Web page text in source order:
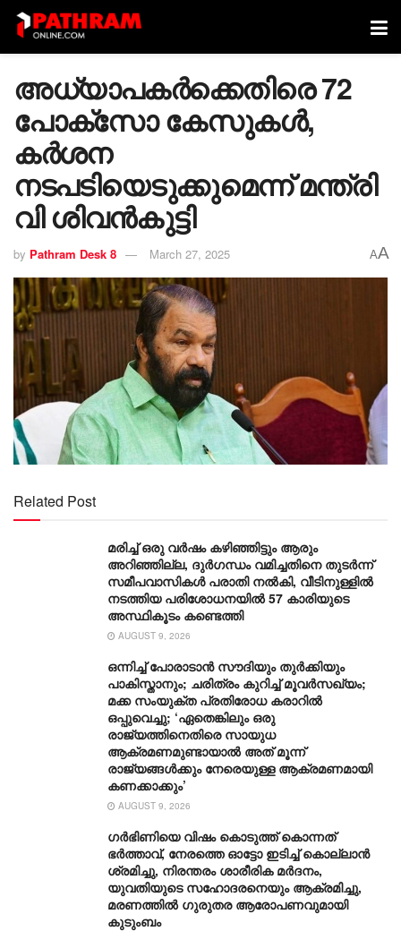
അധ്യാപകർക്കെതിരെ 72
പോക്‌സോ കേസുകൾ,
കർശന
നടപടിയെടുക്കുമെന്ന് മന്ത്രി
വി ശിവൻകുട്ടി
by Pathram Desk 8 March 27, 2025 AA
Related Post
മരിച്ച് ഒരു വര്‍ഷം കഴിഞ്ഞിട്ടും ആരും
അറിഞ്ഞില്ല, ദുര്‍ഗന്ധം വമിച്ചതിനെ തുടര്‍ന്ന്
സമീപവാസികള്‍ പരാതി നല്‍കി, വീടിനുള്ളില്‍
നടത്തിയ പരിശോധനയില്‍ 57 കാരിയുടെ
അസ്ഥികൂടം കണ്ടെത്തി
AUGUST 9, 2026
ഒന്നിച്ച് പോരാടാൻ സൗദിയും തുർക്കിയും
പാകിസ്താനും; ചരിത്രം കുറിച്ച് മൂവർസഖ്യം;
മക്ക സംയുക്ത പ്രതിരോധ കരാറിൽ
ഒപ്പുവെച്ചു; ‘ഏതെങ്കിലും ഒരു
രാജ്യത്തിനെതിരെ സായുധ
ആക്രമണമുണ്ടായാൽ അത് മൂന്ന്
രാജ്യങ്ങൾക്കും നേരെയുള്ള ആക്രമണമായി
കണക്കാക്കും’
AUGUST 9, 2026
ഗര്‍ഭിണിയെ വിഷം കൊടുത്ത് കൊന്നത്
ഭര്‍ത്താവ്, നേരത്തെ ഓട്ടോ ഇടിച്ച് കൊല്ലാന്‍
ശ്രമിച്ചു, നിരന്തരം ശാരീരിക മര്‍ദനം,
യുവതിയുടെ സഹോദരനെയും ആക്രമിച്ചു,
മരണത്തില്‍ ഗുരുതര ആരോപണവുമായി
കുടുംബം